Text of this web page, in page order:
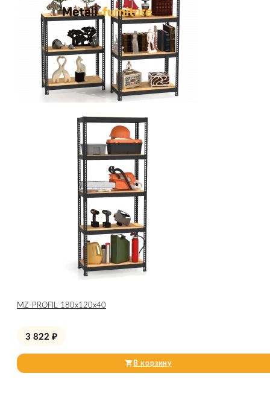
МZ-PROFIL 180х120х40
3 822 ₽
В корзину